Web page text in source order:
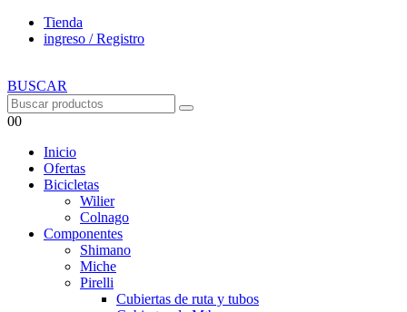
Tienda
ingreso / Registro
BUSCAR
00
Inicio
Ofertas
Bicicletas
Wilier
Colnago
Componentes
Shimano
Miche
Pirelli
Cubiertas de ruta y tubos